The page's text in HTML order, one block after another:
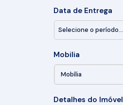
Data de Entrega
Mobilia
Mobília
Detalhes do Imóvel